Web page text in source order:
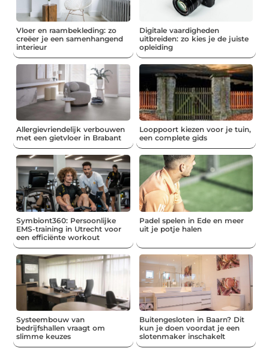
Vloer en raambekleding: zo
creëer je een samenhangend
interieur
Digitale vaardigheden
uitbreiden: zo kies je de juiste
opleiding
Allergievriendelijk verbouwen
met een gietvloer in Brabant
Looppoort kiezen voor je tuin,
een complete gids
Symbiont360: Persoonlijke
EMS-training in Utrecht voor
een efficiënte workout
Padel spelen in Ede en meer
uit je potje halen
Systeembouw van
bedrijfshallen vraagt om
slimme keuzes
Buitengesloten in Baarn? Dit
kun je doen voordat je een
slotenmaker inschakelt